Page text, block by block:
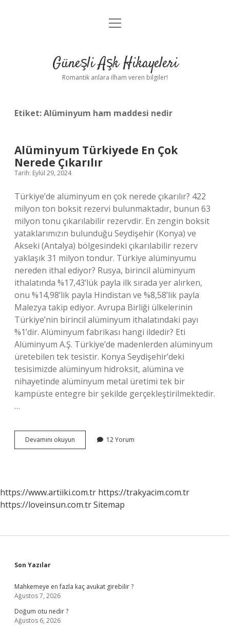
Anasayfa
Yasal Uyarı
menüyü
Güneşli Aşk Hikayeleri
Romantik anlara ilham veren bilgiler!
Etiket:Alüminyum ham maddesi nedir
Alüminyum Türkiyede En Çok
Nerede Çıkarılır
Tarih: Eylül 29, 2024
Türkiye’de alüminyum en çok nerede çıkarılır? 422
milyon ton boksit rezervi bulunmaktadır, bunun 63
milyon tonu çıkarılabilir rezervdir. En zengin boksit
yataklarımızın bulunduğu Seydişehir (Konya) ve
Akseki (Antalya) bölgesindeki çıkarılabilir rezerv
yaklaşık 31 milyon tondur. Türkiye alüminyumu
nereden ithal ediyor? Rusya, birincil alüminyum
ithalatında %17,43’lük payla ilk sırada yer alırken,
onu %14,98’lik payla Hindistan ve %8,58’lik payla
Malezya takip ediyor. Avrupa Birliği ülkelerinin
Türkiye’nin birincil alüminyum ithalatındaki payı
%1’dir. Alüminyum fabrikası hangi ildedir? Eti
Alüminyum A.Ş. Türkiye’de madenlerden alüminyum
üretebilen tek tesistir. Konya Seydişehir’deki
tesisimizde alüminyum hidroksit, alümina ve
nihayetinde alüminyum metal üretimi tek bir
kampüste entegre bir şekilde gerçekleştirilmektedir.
…
Devamını okuyun Alüminyum
Türkiyede
12 Yorum
https://www.artiiki.com.tr https://trakyacim.com.tr
https://loveinsun.com.trSitemap
Sidebar
Son Yazılar
Mahkemeye en fazla kaç avukat girebilir ?
Ağustos 7, 2026
Doğum otu nedir ?
Ağustos 6, 2026